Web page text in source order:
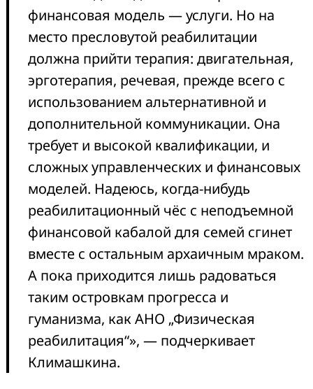
финансовая модель — услуги. Но на
место пресловутой реабилитации
должна прийти терапия: двигательная,
эрготерапия, речевая, прежде всего с
использованием альтернативной и
дополнительной коммуникации. Она
требует и высокой квалификации, и
сложных управленческих и финансовых
моделей. Надеюсь, когда-нибудь
реабилитационный чёс с неподъемной
финансовой кабалой для семей сгинет
вместе с остальным архаичным мраком.
А пока приходится лишь радоваться
таким островкам прогресса и
гуманизма, как АНО „Физическая
реабилитация“», — подчеркивает
Климашкина.